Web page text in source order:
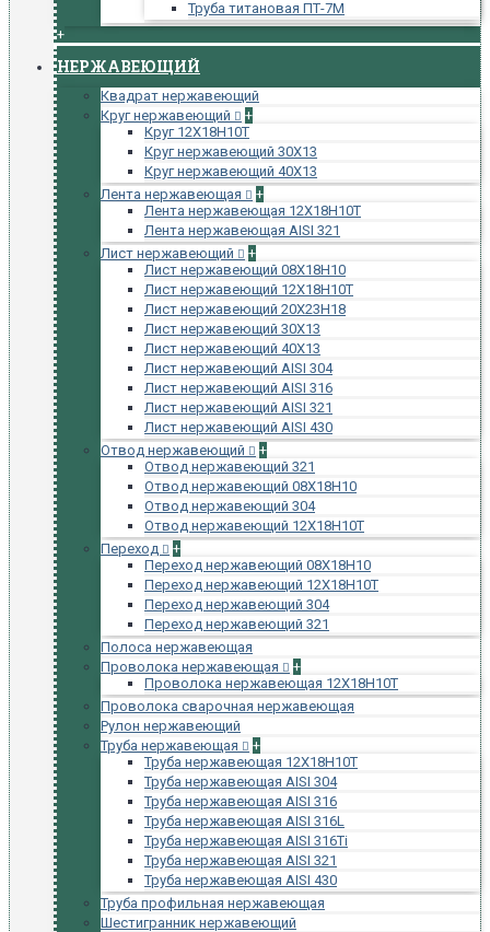
Труба титановая ПТ-7М
+
НЕРЖАВЕЮЩИЙ
Квадрат нержавеющий
Круг нержавеющий
+
Круг 12Х18Н10Т
Круг нержавеющий 30Х13
Круг нержавеющий 40Х13
Лента нержавеющая
+
Лента нержавеющая 12Х18Н10Т
Лента нержавеющая AISI 321
Лист нержавеющий
+
Лист нержавеющий 08Х18Н10
Лист нержавеющий 12Х18Н10Т
Лист нержавеющий 20Х23Н18
Лист нержавеющий 30Х13
Лист нержавеющий 40Х13
Лист нержавеющий AISI 304
Лист нержавеющий AISI 316
Лист нержавеющий AISI 321
Лист нержавеющий AISI 430
Отвод нержавеющий
+
Отвод нержавеющий 321
Отвод нержавеющий 08Х18Н10
Отвод нержавеющий 304
Отвод нержавеющий 12Х18Н10Т
Переход
+
Переход нержавеющий 08Х18Н10
Переход нержавеющий 12Х18Н10Т
Переход нержавеющий 304
Переход нержавеющий 321
Полоса нержавеющая
Проволока нержавеющая
+
Проволока нержавеющая 12Х18Н10Т
Проволока сварочная нержавеющая
Рулон нержавеющий
Труба нержавеющая
+
Труба нержавеющая 12Х18Н10Т
Труба нержавеющая AISI 304
Труба нержавеющая AISI 316
Труба нержавеющая AISI 316L
Труба нержавеющая AISI 316Ti
Труба нержавеющая AISI 321
Труба нержавеющая AISI 430
Труба профильная нержавеющая
Шестигранник нержавеющий